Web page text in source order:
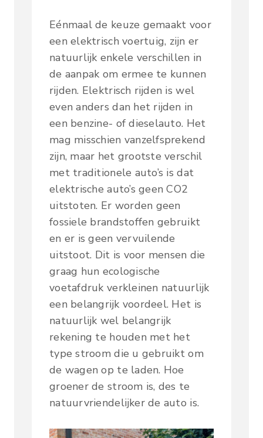
Eénmaal de keuze gemaakt voor
een elektrisch voertuig, zijn er
natuurlijk enkele verschillen in
de aanpak om ermee te kunnen
rijden. Elektrisch rijden is wel
even anders dan het rijden in
een benzine- of dieselauto. Het
mag misschien vanzelfsprekend
zijn, maar het grootste verschil
met traditionele auto’s is dat
elektrische auto’s geen CO2
uitstoten. Er worden geen
fossiele brandstoffen gebruikt
en er is geen vervuilende
uitstoot. Dit is voor mensen die
graag hun ecologische
voetafdruk verkleinen natuurlijk
een belangrijk voordeel. Het is
natuurlijk wel belangrijk
rekening te houden met het
type stroom die u gebruikt om
de wagen op te laden. Hoe
groener de stroom is, des te
natuurvriendelijker de auto is.